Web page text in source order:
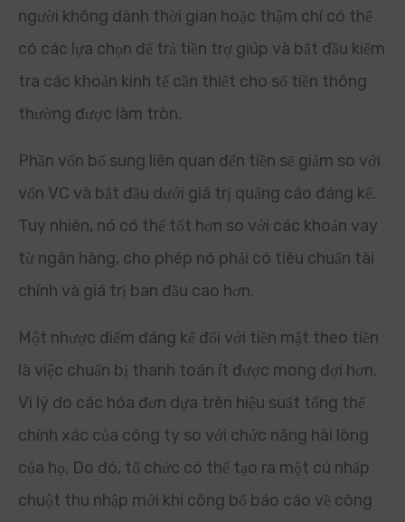
người không dành thời gian hoặc thậm chí có thể
có các lựa chọn để trả tiền trợ giúp và bắt đầu kiểm
tra các khoản kinh tế cần thiết cho số tiền thông
thường được làm tròn.
Phần vốn bổ sung liên quan đến tiền sẽ giảm so với
vốn VC và bắt đầu dưới giá trị quảng cáo đáng kể.
Tuy nhiên, nó có thể tốt hơn so với các khoản vay
từ ngân hàng, cho phép nó phải có tiêu chuẩn tài
chính và giá trị ban đầu cao hơn.
Một nhược điểm đáng kể đối với tiền mặt theo tiền
là việc chuẩn bị thanh toán ít được mong đợi hơn.
Vì lý do các hóa đơn dựa trên hiệu suất tổng thể
chính xác của công ty so với chức năng hài lòng
của họ. Do đó, tổ chức có thể tạo ra một cú nhấp
chuột thu nhập mới khi công bố báo cáo về công